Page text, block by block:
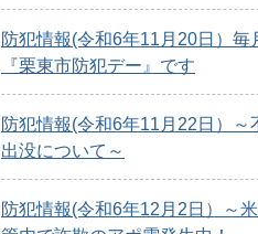
防犯情報(令和6年11月20日）毎
『栗東市防犯デー』です
防犯情報(令和6年11月22日）～
出没について～
防犯情報(令和6年12月2日）～